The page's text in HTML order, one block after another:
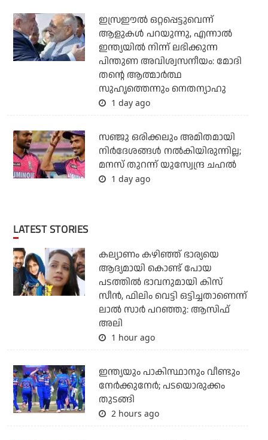
ഇസ്രഈല്‍ ഒറ്റപ്പെട്ടുവെന്ന്
ആളുകള്‍ പറയുന്നു, എന്നാല്‍
ഇന്ത്യയില്‍ നിന്ന് ലഭിക്കുന്ന
പിന്തുണ അവിശ്വസനീയം: മോദി
തന്റെ ആത്മാര്‍ത്ഥ
സുഹൃത്തെന്നും നെതന്യാഹു
1 day ago
സഞ്ജു ഒരിക്കലും അമിതമായി
നിര്‍ദേശങ്ങള്‍ നല്‍കിയിരുന്നില്ല;
മനസ് തുറന്ന് യുസ്വേന്ദ്ര ചഹല്‍
1 day ago
LATEST STORIES
കല്യാണം കഴിഞ്ഞ് ഭാര്യയെ
ആദ്യമായി കൊണ്ട് പോയ
പടത്തില്‍ ഭാവനുമായി കിസ്
സീന്‍, ഫിലിം വെട്ടി ഒട്ടിച്ചതാണെന്ന്
ലാല്‍ സാര്‍ പറഞ്ഞു: ആസിഫ്
അലി
1 hour ago
ഇന്ത്യയും പാകിസ്ഥാനും വീണ്ടും
നേര്‍ക്കുനേര്‍; പടയൊരുക്കം
തുടങ്ങി
2 hours ago